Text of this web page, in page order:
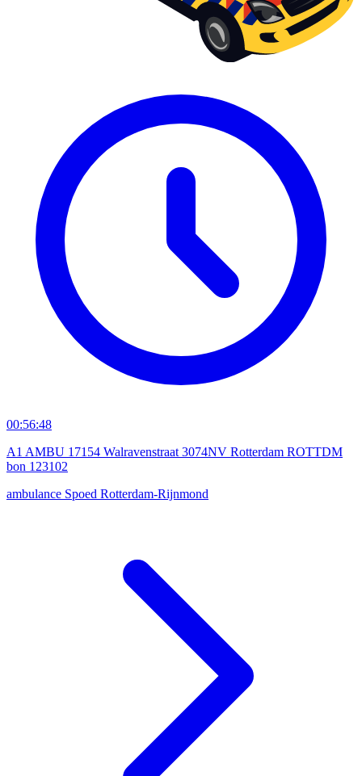
00:56:48
A1 AMBU 17154 Walravenstraat 3074NV Rotterdam ROTTDM
bon 123102
ambulance Spoed Rotterdam-Rijnmond